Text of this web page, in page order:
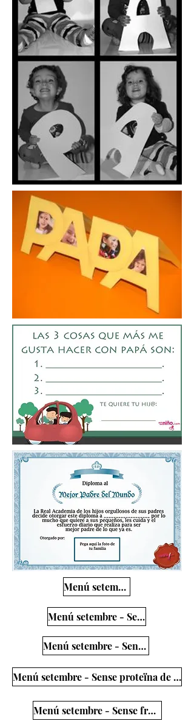
Menú setembre
Menú setembre - Sense ou
Menú setembre - Sense porc
Menú setembre - Sense proteïna de llet de vaca
Menú setembre - Sense fruits secs